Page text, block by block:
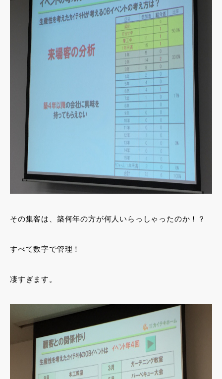
その集客は、築何年の方が何人いらっしゃったのか！？
すべて数字で管理！
凄すぎます。